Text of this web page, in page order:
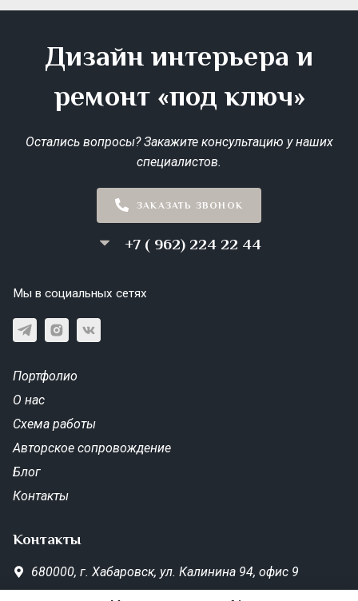
Дизайн интерьера и
ремонт «под ключ»
Остались вопросы? Закажите консультацию у наших
специалистов.
ЗАКАЗАТЬ ЗВОНОК
+7 ( 962) 224 22 44
Мы в социальных сетях
Портфолио
О нас
Схема работы
Авторское сопровождение
Блог
Контакты
Контакты
680000, г. Хабаровск, ул. Калинина 94, офис 9